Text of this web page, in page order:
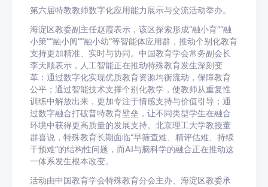
第六届特教教师数字化应用能力展示与交流活动举办。
海淀区教委副主任赵霞表示，该区探索形成“融小育”“融
小策”“融小阅”“融小幼”等智能体应用群，推动个别化教育
支持更加精准、实时与协同。中国教育学会常务副会长
李天顺表示，人工智能正在推动特殊教育发生深刻变
革：通过数字化实现优质教育资源均衡流动，保障教育
公平；通过智能技术支撑个别化教学，使教师从重复性
训练中解放出来，更加专注于情感支持与价值引导；通
过数字融合打破普特教育壁垒，让不同类型学生在融合
环境中获得更高质量的发展支持。北京理工大学教授董
群喜说，特殊教育长期面临“早筛查难、精评估难、持续
干预难”的结构性问题，而AI与脑科学的融合正在推动这
一体系发生根本改变。
活动由中国教育学会特殊教育分会主办、海淀区教委承